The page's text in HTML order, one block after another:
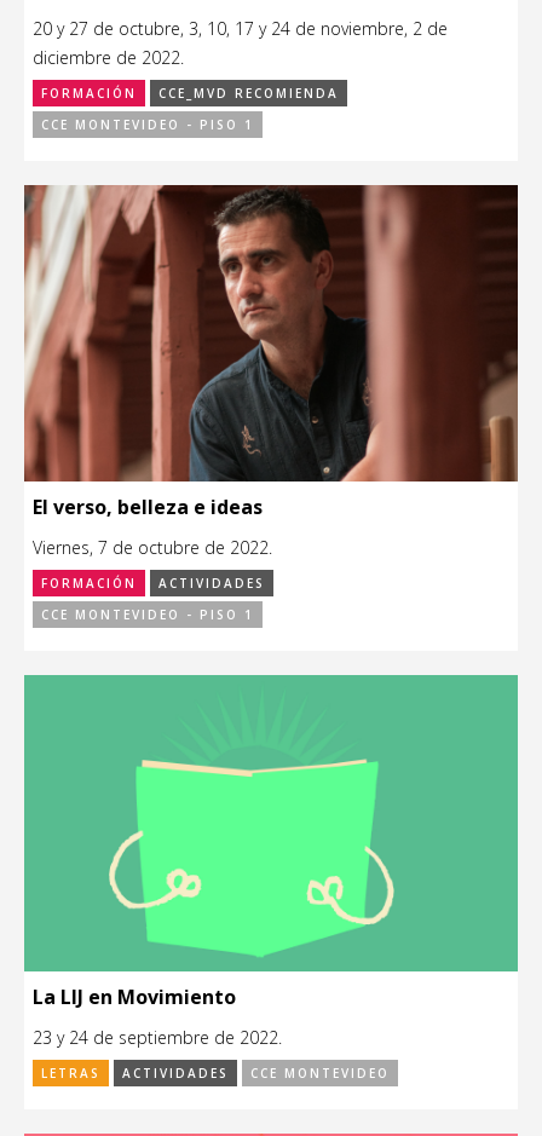
20 y 27 de octubre, 3, 10, 17 y 24 de noviembre, 2 de
diciembre de 2022.
FORMACIÓN
CCE_MVD RECOMIENDA
CCE MONTEVIDEO - PISO 1
El verso, belleza e ideas
Viernes, 7 de octubre de 2022.
FORMACIÓN
ACTIVIDADES
CCE MONTEVIDEO - PISO 1
La LIJ en Movimiento
23 y 24 de septiembre de 2022.
LETRAS ACTIVIDADES CCE MONTEVIDEO